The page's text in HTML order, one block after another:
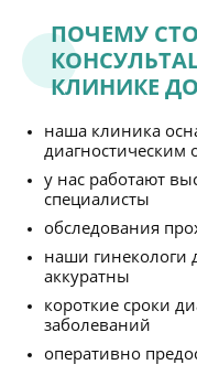
ПОЧЕМУ
КЛИНИКЕ
наша клиника
диагностическим
у нас работают
специалисты
обследования
наши гинекологи
аккуратны
короткие сроки
заболеваний
оперативно